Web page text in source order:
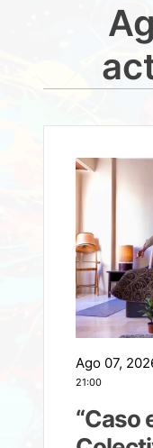
Ago 07,
21:00
“Caso